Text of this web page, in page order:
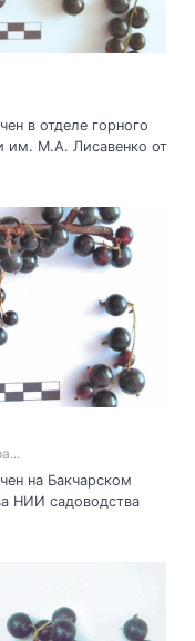
в отделе горного
им. М.А. Лисавенко от
на Бакчарском
НИИ садоводства